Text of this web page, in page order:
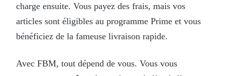
charge ensuite. Vous payez des frais, mais vos
articles sont éligibles au programme Prime et vous
bénéficiez de la fameuse livraison rapide.
Avec FBM, tout dépend de vous. Vous vous